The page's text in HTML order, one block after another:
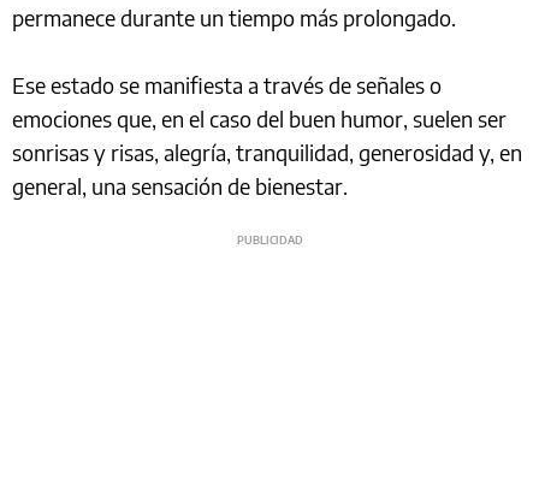
permanece durante un tiempo más prolongado.
Ese estado se manifiesta a través de señales o
emociones que, en el caso del buen humor, suelen ser
sonrisas y risas, alegría, tranquilidad, generosidad y, en
general, una sensación de bienestar.